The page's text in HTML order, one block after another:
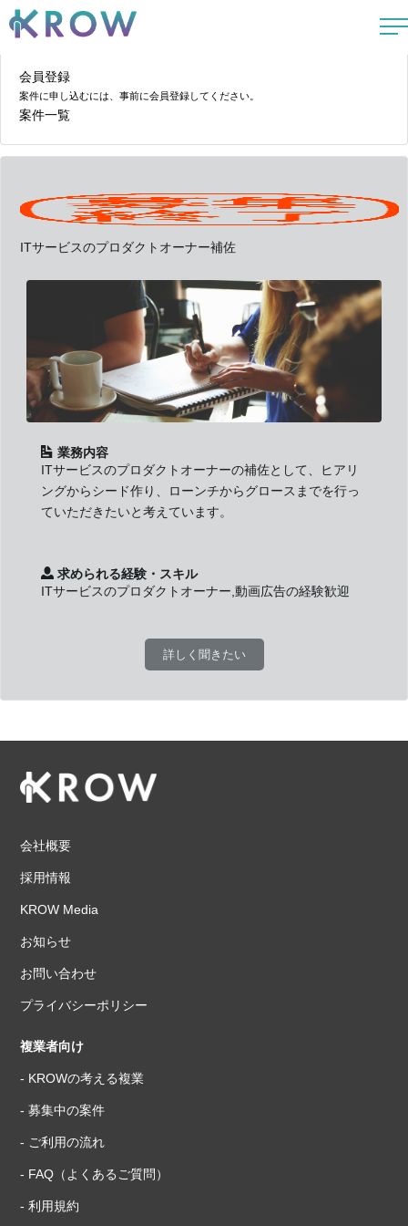
会員登録
案件に申し込むには、事前に会員登録してください。
案件一覧
ITサービスのプロダクトオーナー補佐
業務内容
ITサービスのプロダクトオーナーの補佐として、ヒアリ
ングからシード作り、ローンチからグロースまでを行っ
ていただきたいと考えています。
求められる経験・スキル
ITサービスのプロダクトオーナー,動画広告の経験歓迎
詳しく聞きたい
会社概要
採用情報
KROW Media
お知らせ
お問い合わせ
プライバシーポリシー
複業者向け
- KROWの考える複業
- 募集中の案件
- ご利用の流れ
- FAQ（よくあるご質問）
- 利用規約